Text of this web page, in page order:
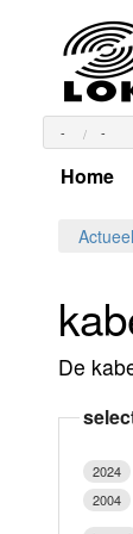
- -
Home
Actueel
De
2024
2004